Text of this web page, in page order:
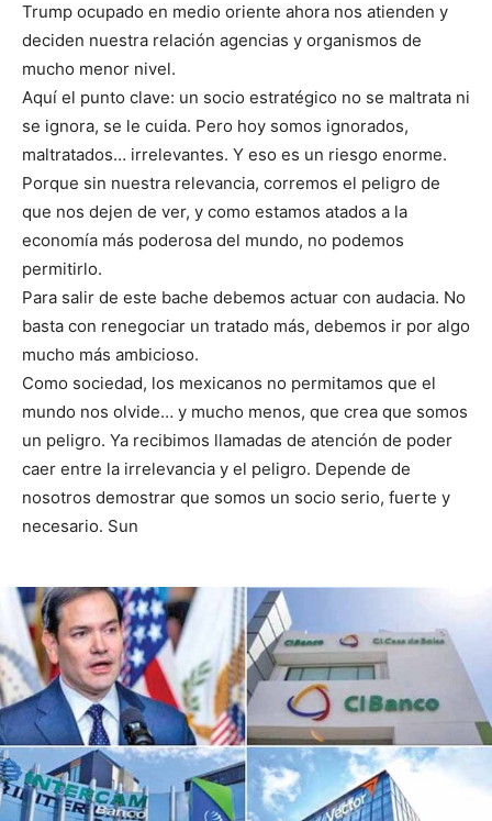
Trump ocupado en medio oriente ahora nos atienden y
deciden nuestra relación agencias y organismos de
mucho menor nivel.
Aquí el punto clave: un socio estratégico no se maltrata ni
se ignora, se le cuida. Pero hoy somos ignorados,
maltratados… irrelevantes. Y eso es un riesgo enorme.
Porque sin nuestra relevancia, corremos el peligro de
que nos dejen de ver, y como estamos atados a la
economía más poderosa del mundo, no podemos
permitirlo.
Para salir de este bache debemos actuar con audacia. No
basta con renegociar un tratado más, debemos ir por algo
mucho más ambicioso.
Como sociedad, los mexicanos no permitamos que el
mundo nos olvide… y mucho menos, que crea que somos
un peligro. Ya recibimos llamadas de atención de poder
caer entre la irrelevancia y el peligro. Depende de
nosotros demostrar que somos un socio serio, fuerte y
necesario. Sun